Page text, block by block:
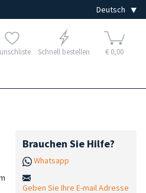
Schnell bestellen € 0,00
Brauchen Sie Hilfe?
Whatsapp
Geben Sie Ihre E-mail Adresse